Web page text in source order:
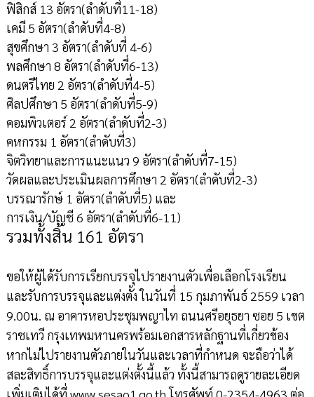
ฟิสิกส์ 13 อัตรา(ลำดับที่11-18)
เคมี 5 อัตรา(ลำดับที่4-8)
สุขศึกษา 3 อัตรา(ลำดับที่ 4-6)
พลศึกษา 8 อัตรา(ลำดับที่6-13)
ดนตรีไทย 2 อัตรา(ลำดับที่4-5)
ศิลปศึกษา 5 อัตรา(ลำดับที่5-9)
คอมพิวเตอร์ 2 อัตรา(ลำดับที่2-3)
คหกรรม 1 อัตรา(ลำดับที่3)
จิตวิทยาและการแนะแนว 9 อัตรา(ลำดับที่7-15)
วัดผลและประเมินผลการศึกษา 2 อัตรา(ลำดับที่2-3)
บรรณารักษ์ 1 อัตรา(ลำดับที่5) และ
การเงิน/บัญชี 6 อัตรา(ลำดับที่6-11)
รวมทั้งสิ้น 161 อัตรา
ขอให้ผู้ได้รับการเรียกบรรจุไปรายงานตัวเพื่อเลือกโรงเรียน
และรับการบรรจุและแต่งตั้ง ในวันที่ 15 กุมภาพันธ์ 2559 เวลา
9.00น. ณ อาคารหอประชุมพญาไท ถนนศรีอยุธยา ซอย 5 เขต
ราชเทวี กรุงเทพมหานครพร้อมเอกสารหลักฐานที่เกี่ยวข้อง
หากไม่ไปรายงานตัวภายในวันและเวลาที่กำหนด จะถือว่าได้
สละสิทธิ์การบรรจุและแต่งตั้งนี้แล้ว ทั้งนี้สามารถดูรายละเอียด